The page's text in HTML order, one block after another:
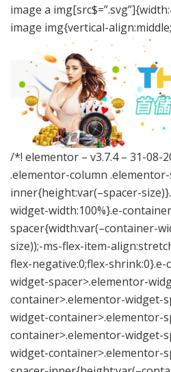
image a
image img{vertical-
/*! elementor – v3.7.4 – 31-08-
.elementor-column
inner{height:var(–spacer-
widget-width:100%}.e-
spacer{width:var(–container-
size));-ms-flex-item-
flex-negative:0;flex-
widget-spacer>.elementor-
container>.elementor-widget-
widget-container>.elementor-
container>.elementor-widget-
widget-container>.elementor-